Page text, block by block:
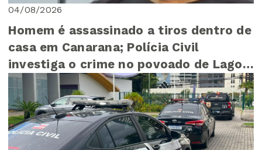
04/08/2026
Homem é assassinado a tiros dentro de
casa em Canarana; Polícia Civil
investiga o crime no povoado de Lagoa
do Zeca